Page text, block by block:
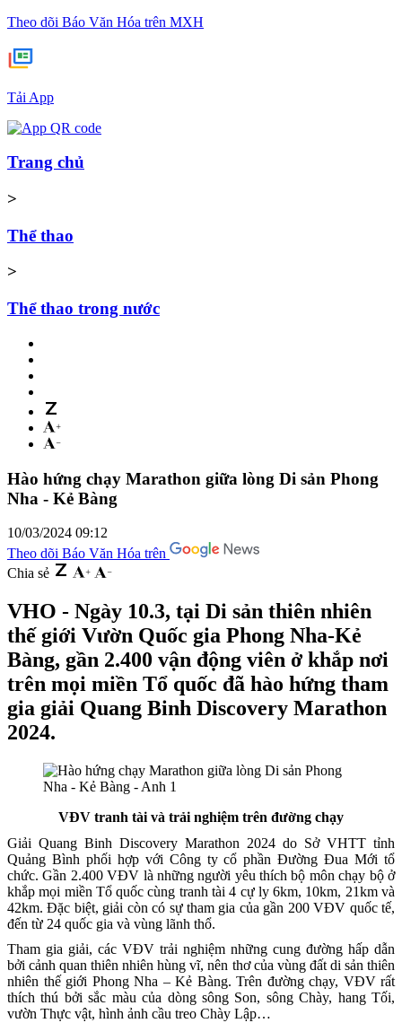
Theo dõi Báo Văn Hóa trên MXH
Tải App
Trang chủ
>
Thể thao
>
Thể thao trong nước
Hào hứng chạy Marathon giữa lòng Di sản Phong
Nha - Kẻ Bàng
10/03/2024 09:12
Theo dõi Báo Văn Hóa trên
Chia sẻ
VHO - Ngày 10.3, tại Di sản thiên nhiên
thế giới Vườn Quốc gia Phong Nha-Kẻ
Bàng, gần 2.400 vận động viên ở khắp nơi
trên mọi miền Tổ quốc đã hào hứng tham
gia giải Quang Binh Discovery Marathon
2024.
VĐV tranh tài và trải nghiệm trên đường chạy
Giải Quang Binh Discovery Marathon 2024 do Sở VHTT tỉnh
Quảng Bình phối hợp với Công ty cổ phần Đường Đua Mới tổ
chức. Gần 2.400 VĐV là những người yêu thích bộ môn chạy bộ ở
khắp mọi miền Tổ quốc cùng tranh tài 4 cự ly 6km, 10km, 21km và
42km. Đặc biệt, giải còn có sự tham gia của gần 200 VĐV quốc tế,
đến từ 24 quốc gia và vùng lãnh thổ.
Tham gia giải, các VĐV trải nghiệm những cung đường hấp dẫn
bởi cảnh quan thiên nhiên hùng vĩ, nên thơ của vùng đất di sản thiên
nhiên thế giới Phong Nha – Kẻ Bàng. Trên đường chạy, VĐV rất
thích thú bởi sắc màu của dòng sông Son, sông Chày, hang Tối,
vườn Thực vật, hình ảnh cầu treo Chày Lập…